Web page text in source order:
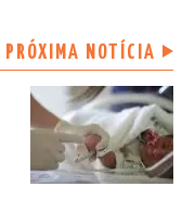
PRÓXIMA NOTÍCIA